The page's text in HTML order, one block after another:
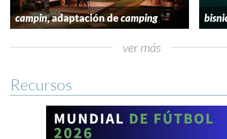
campin, adaptación decamping
ver más
Recursos